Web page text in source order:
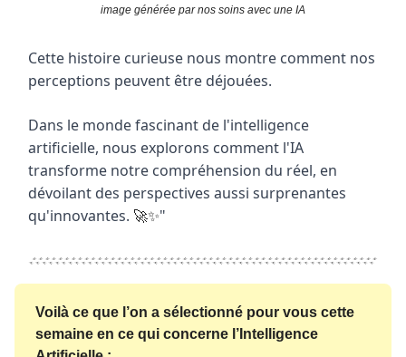
image générée par nos soins avec une IA
Cette histoire curieuse nous montre comment nos
perceptions peuvent être déjouées.
Dans le monde fascinant de l'intelligence
artificielle, nous explorons comment l'IA
transforme notre compréhension du réel, en
dévoilant des perspectives aussi surprenantes
qu'innovantes. 🚀✨"
Voilà ce que l’on a sélectionné pour vous cette
semaine en ce qui concerne l’Intelligence